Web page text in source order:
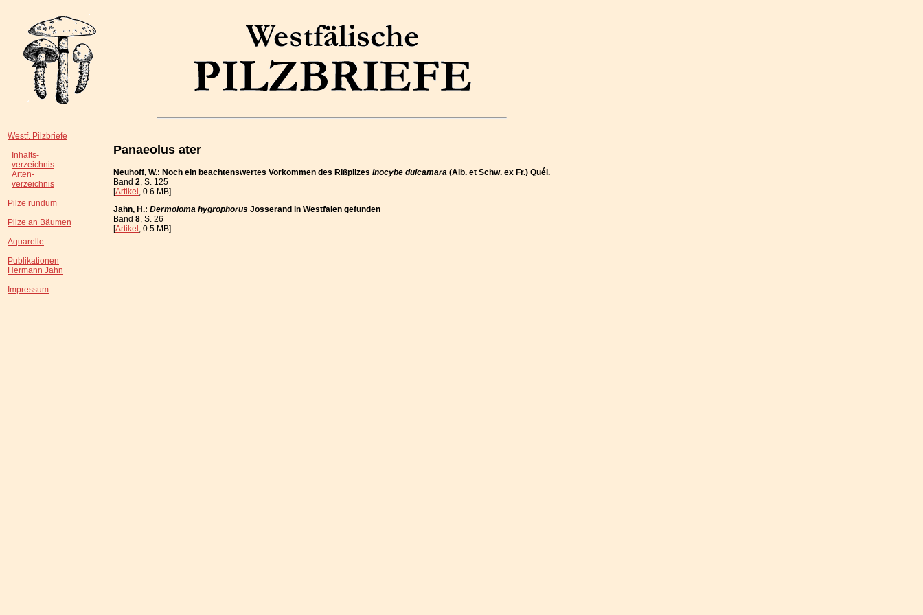
Westf. Pilzbriefe
Inhalts-
verzeichnis
Arten-
verzeichnis
Pilze rundum
Pilze an Bäumen
Aquarelle
Publikationen
Hermann Jahn
Impressum
Panaeolus ater
Neuhoff, W.: Noch ein beachtenswertes Vorkommen des Rißpilzes Inocybe dulcamara (Alb. et Schw. ex Fr.) Quél.
Band 2, S. 125
[Artikel, 0.6 MB]
Jahn, H.: Dermoloma hygrophorus Josserand in Westfalen gefunden
Band 8, S. 26
[Artikel, 0.5 MB]